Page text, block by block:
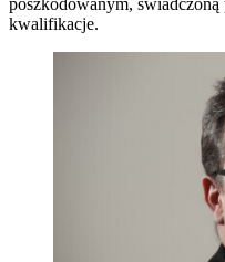
poszkodowanym, świadczoną
kwalifikacje.